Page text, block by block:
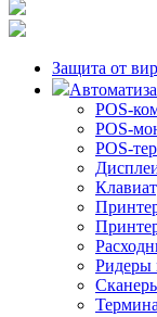
Защита от
POS-
POS-
POS-
Ридеры